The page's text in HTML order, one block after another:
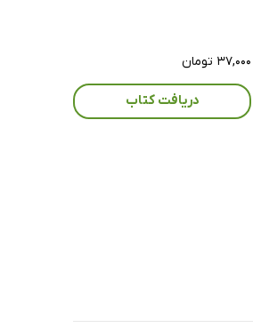
۳۷,۰۰۰ تومان
دریافت کتاب